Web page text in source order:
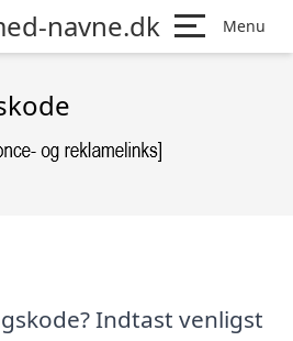
navne.dk Menu
Indtast venligst